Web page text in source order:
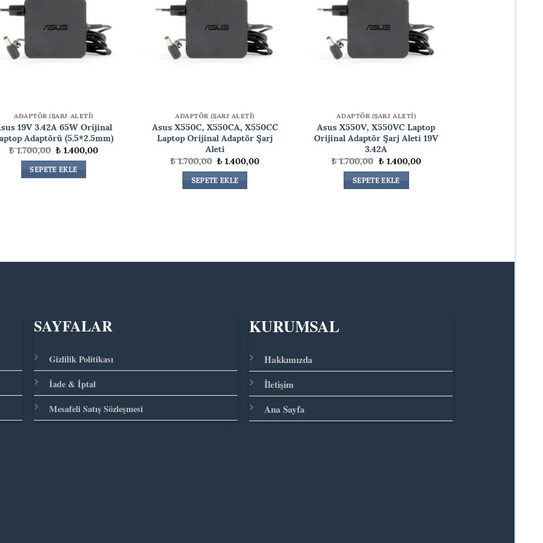
ADAPTÖR (ŞARJ ALETİ)
19V 3.42A 65W Orijinal
Adaptörü (5.5*2.5mm)
₺1.700,00Orijinal
fiyat:
₺ 1.700,00.
₺1.400,00Şu
andaki
SEPETE EKLE
ADAPTÖR (ŞARJ ALETİ)
Asus X550C, X550CA, X550CC
Laptop Orijinal Adaptör Şarj
Aleti
₺1.700,00Orijinal
fiyat:
₺ 1.700,00.
₺1.400,00Şuandaki
SEPETE EKLE
ADAPTÖR (ŞARJ ALETİ)
Asus X550V, X550VC Laptop
Orijinal Adaptör Şarj Aleti 19V
3.42A
₺1.700,00Orijinal
fiyat:
₺ 1.700,00.
₺1.400,00Şuandaki
SEPETE EKLE
SAYFALAR
Gizlilik Politikası
İade & İptal
Mesafeli Satış Sözleşmesi
KURUMSAL
Hakkımızda
İletişim
Ana Sayfa